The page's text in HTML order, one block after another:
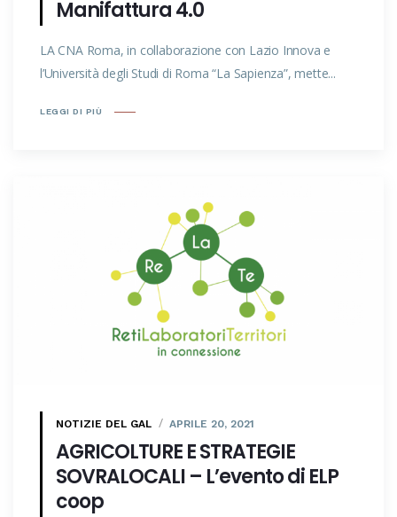
Manifattura 4.0
LA CNA Roma, in collaborazione con Lazio Innova e
l’Università degli Studi di Roma “La Sapienza”, mette...
LEGGI DI PIÙ
NOTIZIE DEL GAL APRILE 20, 2021
AGRICOLTURE E STRATEGIE
SOVRALOCALI – L’evento di ELP
coop